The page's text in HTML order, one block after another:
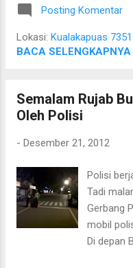
panitia,
masing-
Posting Komentar
Lokasi: Kualakapuas
BACA SELENGKAPNYA
Semalam Rujab
Oleh Polisi
- Desember 21, 2012
Polisi
Tadi
Gerbang
mobil
Di depan